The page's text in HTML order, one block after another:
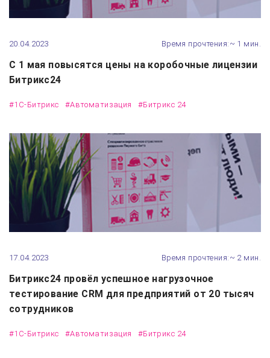
20.04.2023 Время прочтения:~ 1 мин.
С 1 мая повысятся цены на коробочные лицензии
Битрикс24
#1С-Битрикс #Автоматизация #Битрикс 24
17.04.2023 Время прочтения:~ 2 мин.
Битрикс24 провёл успешное нагрузочное
тестирование CRM для предприятий от 20 тысяч
сотрудников
#1С-Битрикс #Автоматизация #Битрикс 24